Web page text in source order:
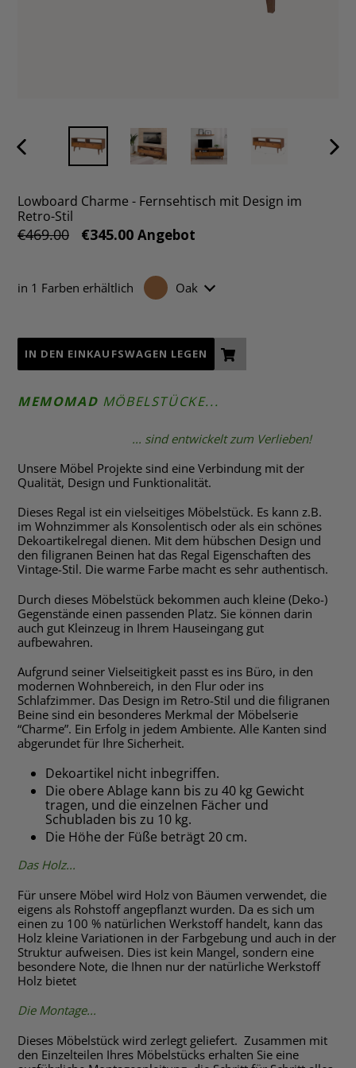
VORHERIGER
Lowboard Charme - Fernsehtisch mit Design im
Retro-Stil
Normaler
€469.00 €345.00 Angebot
in 1 Farben erhältlich Oak
IN DEN EINKAUFSWAGEN LEGEN
MEMOMAD MÖBELSTÜCKE...
... sind entwickelt zum Verlieben!
Unsere Möbel Projekte sind eine Verbindung mit der
Qualität, Design und Funktionalität.
Dieses Regal ist ein vielseitiges Möbelstück. Es kann z.B.
im Wohnzimmer als Konsolentisch oder als ein schönes
Dekoartikelregal dienen. Mit dem hübschen Design und
den filigranen Beinen hat das Regal Eigenschaften des
Vintage-Stil. Die warme Farbe macht es sehr authentisch.
Durch dieses Möbelstück bekommen auch kleine (Deko-)
Gegenstände einen passenden Platz. Sie können darin
auch gut Kleinzeug in Ihrem Hauseingang gut
aufbewahren.
Aufgrund seiner Vielseitigkeit passt es ins Büro, in den
modernen Wohnbereich, in den Flur oder ins
Schlafzimmer. Das Design im Retro-Stil und die filigranen
Beine sind ein besonderes Merkmal der Möbelserie
“Charme”. Ein Erfolg in jedem Ambiente. Alle Kanten sind
abgerundet für Ihre Sicherheit.
Dekoartikel nicht inbegriffen.
Die obere Ablage kann bis zu 40 kg Gewicht
tragen, und die einzelnen Fächer und
Schubladen bis zu 10 kg.
Die Höhe der Füße beträgt 20 cm.
Das Holz...
Für unsere Möbel wird Holz von Bäumen verwendet, die
eigens als Rohstoff angepflanzt wurden. Da es sich um
einen zu 100 % natürlichen Werkstoff handelt, kann das
Holz kleine Variationen in der Farbgebung und auch in der
Struktur aufweisen. Dies ist kein Mangel, sondern eine
besondere Note, die Ihnen nur der natürliche Werkstoff
Holz bietet
Die Montage...
Dieses Möbelstück wird zerlegt geliefert. Zusammen mit
den Einzelteilen Ihres Möbelstücks erhalten Sie eine